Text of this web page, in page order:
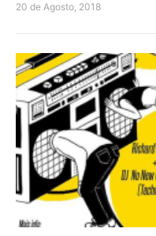
20 de Agosto, 2018